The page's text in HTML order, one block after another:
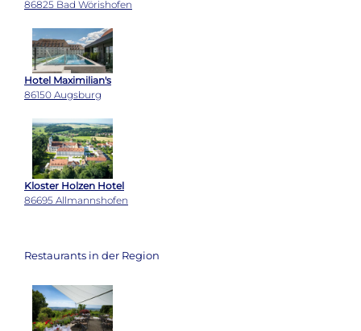
86825 Bad Wörishofen
Hotel Maximilian's
86150 Augsburg
Kloster Holzen Hotel
86695 Allmannshofen
Restaurants in der Region